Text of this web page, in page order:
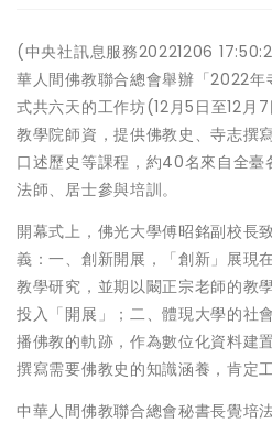
(中央社訊息服務20221206
華人間佛教聯合總會舉辦「2022
式共六天的工作坊(12月5日至12月
教學院師資，提供佛教史、寺志撰
口述歷史等課程，約40名來自全臺
法師、居士參與培訓。
開幕式上，佛光大學傅昭銘副校長
義：一、創新開展，「創新」展現
教學研究，並期以闞正宗老師的教
投入「開展」；二、體現大學的社
播佛教的軌跡，作為數位化資料建
撰寫需要佛教史的知識涵養，肯定
中華人間佛教聯合總會秘書長覺培